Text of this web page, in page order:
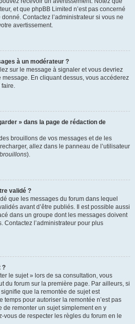
et que phpBB Limited n’est pas concerné
Contactez l’administrateur si vous ne
avertissement.
à un modérateur ?
sur le message à signaler et vous devriez
En cliquant dessus, vous accéderez
faire.
» dans la page de rédaction de
brouillons de vos messages et de les
allez dans le panneau de l’utilisateur
).
validé ?
que les messages du forum dans lequel
avant d’être publiés. Il est possible aussi
dans un groupe dont les messages doivent
Contactez l’administrateur pour plus
?
le sujet » lors de sa consultation, vous
du forum sur la première page. Par ailleurs, si
que la remontée de sujet est
temps pour autoriser la remontée n’est pas
de remonter un sujet simplement en y
vous de respecter les règles du forum en le